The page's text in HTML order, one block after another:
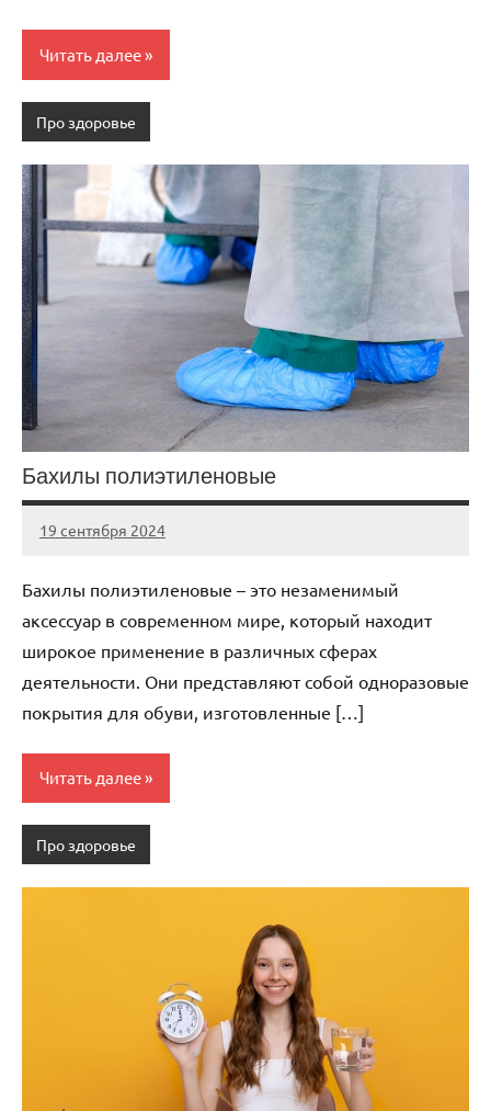
Читать далее
Про здоровье
Бахилы полиэтиленовые
19 сентября 2024
Avtor
Нет
Бахилы полиэтиленовые – это незаменимый
аксессуар в современном мире, который находит
широкое применение в различных сферах
деятельности. Они представляют собой одноразовые
покрытия для обуви, изготовленные […]
Читать далее
Про здоровье